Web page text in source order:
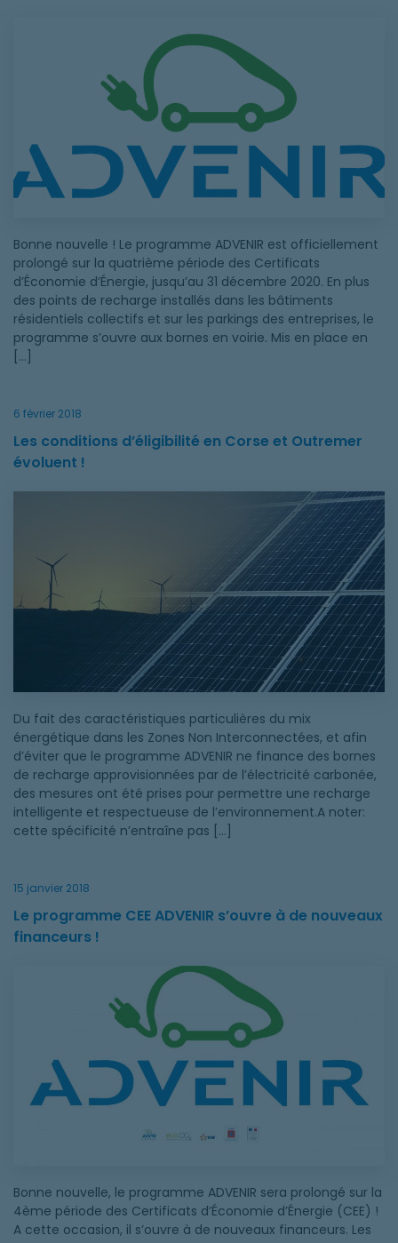
Bonne nouvelle ! Le programme ADVENIR est officiellement
prolongé sur la quatrième période des Certificats
d’Économie d’Énergie, jusqu’au 31 décembre 2020. En plus
des points de recharge installés dans les bâtiments
résidentiels collectifs et sur les parkings des entreprises, le
programme s’ouvre aux bornes en voirie. Mis en place en
[…]
6 février 2018
Les conditions d’éligibilité en Corse et Outremer
évoluent !
Les conditions d’éligibilité en Corse et Outremer évoluent !
Du fait des caractéristiques particulières du mix
énergétique dans les Zones Non Interconnectées, et afin
d’éviter que le programme ADVENIR ne finance des bornes
de recharge approvisionnées par de l’électricité carbonée,
des mesures ont été prises pour permettre une recharge
intelligente et respectueuse de l’environnement.A noter:
cette spécificité n’entraîne pas […]
15 janvier 2018
Le programme CEE ADVENIR s’ouvre à de nouveaux
financeurs !
Le programme CEE ADVENIR s’ouvre à de nouveaux
Bonne nouvelle, le programme ADVENIR sera prolongé sur la
4ème période des Certificats d’Économie d’Énergie (CEE) !
A cette occasion, il s’ouvre à de nouveaux financeurs. Les